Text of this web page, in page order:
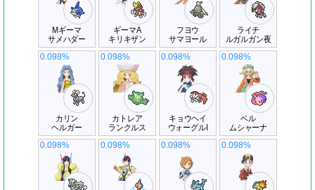
Mギーマ
サメハダー
ギーマA
キリキザン
フヨウ
サマヨール
ライチ
ルガルガン夜
カリン
ヘルガー
0.098%
カトレア
ランクルス
0.098%
キョウヘイ
ウォーグルI
0.098%
ベル
ムシャーナ
0.098%
0.098% 0.098% 0.098% 0.098%